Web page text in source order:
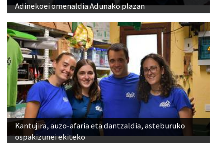
Adinekoei omenaldia Adunako plazan
Kantujira, auzo-afaria eta dantzaldia, asteburuko
ospakizunei ekiteko